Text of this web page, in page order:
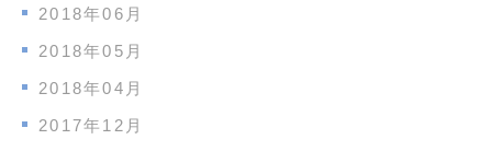
2018年06月
2018年05月
2018年04月
2017年12月